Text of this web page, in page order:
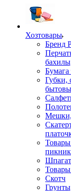
Хозтовары
Бренд
Бумага
Губки,
Мешки,
Шпагат
Скотч